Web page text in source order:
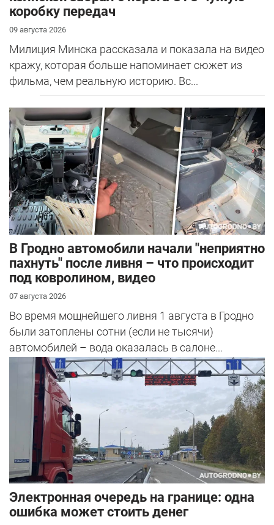
коробку передач
09 августа 2026
Милиция Минска рассказала и показала на видео
кражу, которая больше напоминает сюжет из
фильма, чем реальную историю. Вс...
В Гродно автомобили начали "неприятно
пахнуть" после ливня – что происходит
под ковролином, видео
07 августа 2026
Во время мощнейшего ливня 1 августа в Гродно
были затоплены сотни (если не тысячи)
автомобилей – вода оказалась в салоне...
Электронная очередь на границе: одна
ошибка может стоить денег